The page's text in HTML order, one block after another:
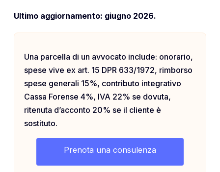
Ultimo aggiornamento: giugno 2026.
Una parcella di un avvocato include: onorario,
spese vive ex art. 15 DPR 633/1972, rimborso
spese generali 15%, contributo integrativo
Cassa Forense 4%, IVA 22% se dovuta,
ritenuta d’acconto 20% se il cliente è
sostituto.
Prenota una consulenza